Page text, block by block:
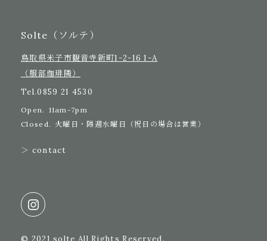
Solte（ソルテ）
鳥取県米子市観音寺新町1-2-16 1-A
（服部珈琲隣）
Tel.0859 21 4530
Open. 11am-7pm
Closed. 火曜日・隔週水曜日（祝日の場合は営業）
＞ contact